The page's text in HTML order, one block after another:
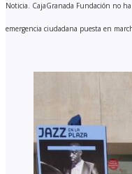
Noticia. CajaGranada Fundación no
emergencia ciudadana puesta en